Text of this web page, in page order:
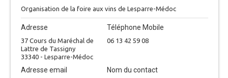
Organisation de la foire aux vins de Lesparre-Médoc
Adresse
37 Cours du Maréchal de
Lattre de Tassigny
33340 - Lesparre-Médoc
Téléphone Mobile
06 13 42 59 08
Adresse email Nom du contact